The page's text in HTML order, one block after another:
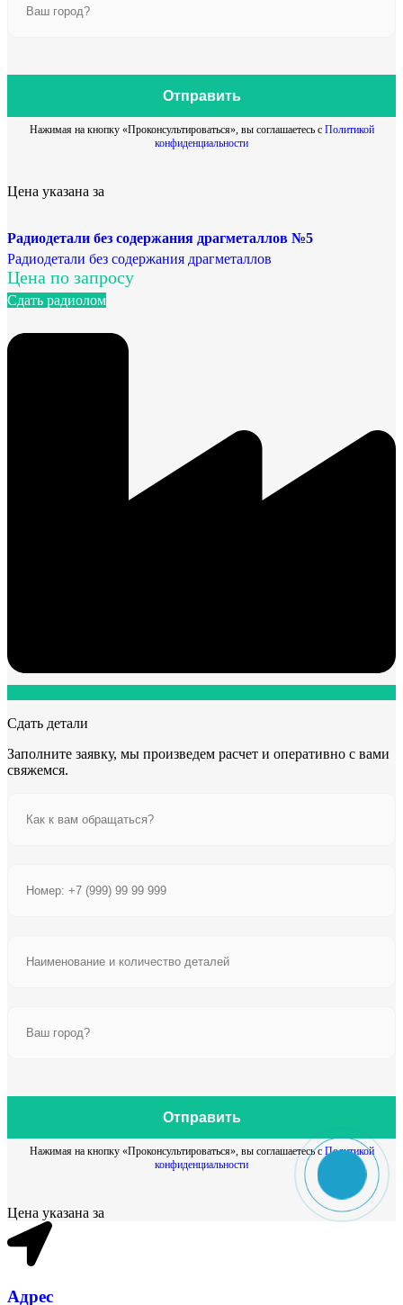
Отправить
Нажимая на кнопку «Проконсультироваться», вы соглашаетесь с Политикой
конфиденциальности
Цена указана за
Радиодетали без содержания драгметаллов №5
Радиодетали без содержания драгметаллов
Цена по запросу
Сдать радиолом
Сдать детали
Заполните заявку, мы произведем расчет и оперативно с вами
свяжемся.
Отправить
Нажимая на кнопку «Проконсультироваться», вы соглашаетесь с Политикой
конфиденциальности
Цена указана за
Адрес